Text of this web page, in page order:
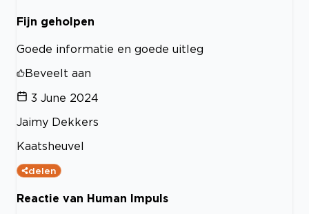
Fijn geholpen
Goede informatie en goede uitleg
Beveelt aan
3 June 2024
Jaimy Dekkers
Kaatsheuvel
delen
Reactie van Human Impuls